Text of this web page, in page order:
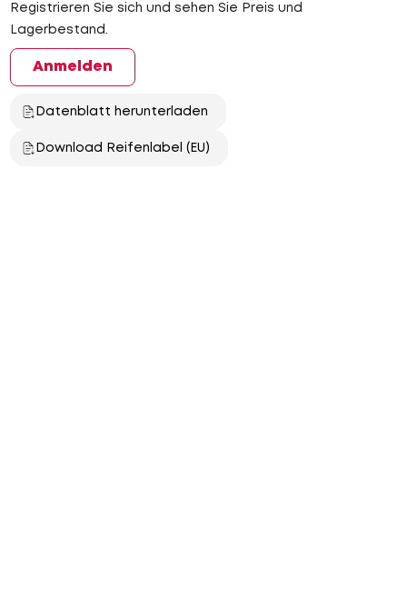
Registrieren Sie sich und sehen Sie Preis und
Lagerbestand.
Anmelden
Datenblatt herunterladen
Download Reifenlabel (EU)